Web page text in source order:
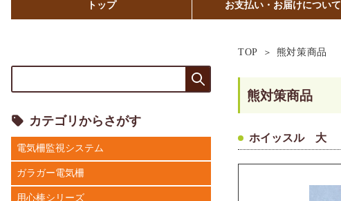
トップ お支払い・お届けについて
TOP 熊対策商品
熊対策商品
ホイッスル 大
カテゴリからさがす
電気柵監視システム
ガラガー電気柵
用心棒シリーズ